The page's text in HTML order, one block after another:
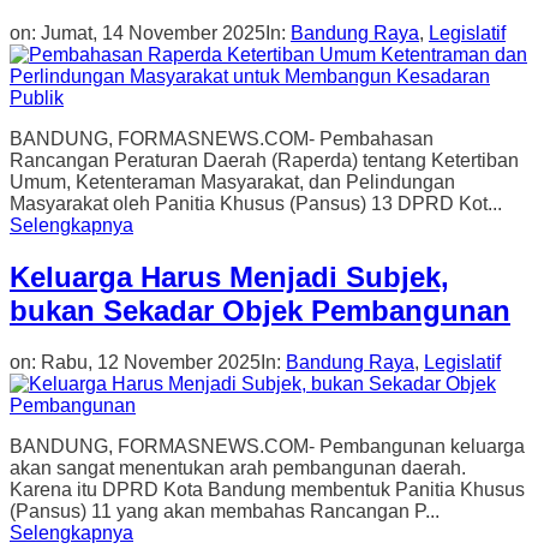
on: Jumat, 14 November 2025 In: Bandung Raya, Legislatif
BANDUNG, FORMASNEWS.COM- Pembahasan
Rancangan Peraturan Daerah (Raperda) tentang Ketertiban
Umum, Ketenteraman Masyarakat, dan Pelindungan
Masyarakat oleh Panitia Khusus (Pansus) 13 DPRD Kot...
Selengkapnya
Keluarga Harus Menjadi Subjek,
bukan Sekadar Objek Pembangunan
on: Rabu, 12 November 2025 In: Bandung Raya, Legislatif
BANDUNG, FORMASNEWS.COM- Pembangunan keluarga
akan sangat menentukan arah pembangunan daerah.
Karena itu DPRD Kota Bandung membentuk Panitia Khusus
(Pansus) 11 yang akan membahas Rancangan P...
Selengkapnya